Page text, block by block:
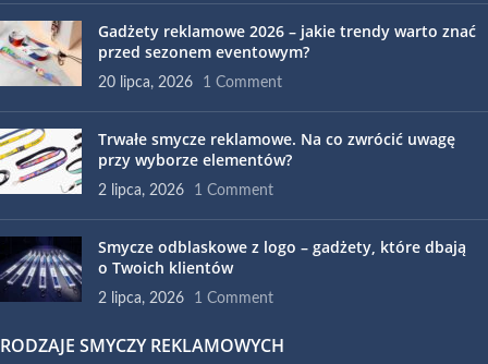
Gadżety reklamowe 2026 – jakie trendy warto znać
przed sezonem eventowym?
20 lipca, 2026 1 Comment
Trwałe smycze reklamowe. Na co zwrócić uwagę
przy wyborze elementów?
2 lipca, 2026 1 Comment
Smycze odblaskowe z logo – gadżety, które dbają
o Twoich klientów
2 lipca, 2026 1 Comment
RODZAJE SMYCZY REKLAMOWYCH